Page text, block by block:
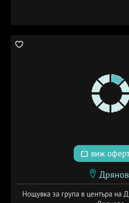
виж
Нощувка за група в центъра на